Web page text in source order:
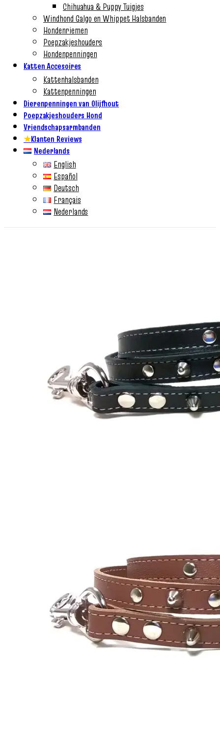
Chihuahua & Puppy Tuigjes
Windhond Galgo en Whippet Halsbanden
Hondenriemen
Poepzakjeshouders
Hondenpenningen
Katten Accesoires
Kattenhalsbanden
Kattenpenningen
Dierenpenningen van Olijfhout
Poepzakjeshouders Hond
Vriendschapsarmbanden
★Klanten Reviews
Nederlands
English
Español
Deutsch
Français
Nederlands